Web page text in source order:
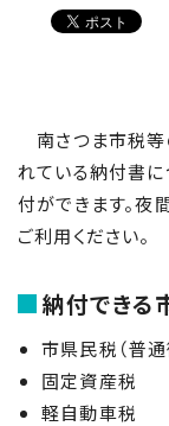
南さつま市税等
れている納付書に
付ができます。夜
ご利用ください。
納付できる
市県民税（普通
固定資産税
軽自動車税